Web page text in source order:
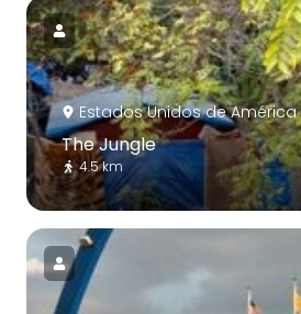
Estados Unidos de América
The Jungle
4.5 km